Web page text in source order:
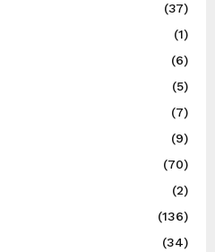
(37)
(1)
(6)
(5)
(7)
(9)
(70)
(2)
(136)
(34)